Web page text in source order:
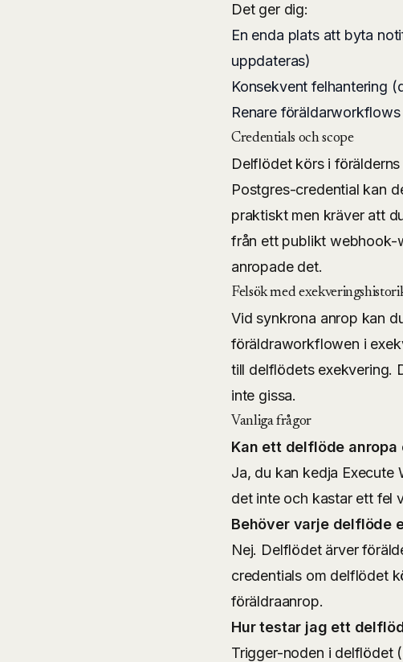
Det ger dig:
En enda plats att byta
uppdateras)
Konsekvent felhantering
Renare
Credentials och scope
Delflödet körs i
Postgres-credential kan
praktiskt men kräver att
från ett publikt webhook-
anropade det.
Felsök med
Vid synkrona anrop kan
föräldraworkflowen i
till delflödets exekvering.
inte gissa.
Vanliga frågor
Kan ett delflöde
Ja, du kan kedja
det inte och kastar ett fel
Behöver varje delflöde
Nej. Delflödet ärver
credentials om delflödet
föräldraanrop.
Hur testar jag ett
Trigger-noden i delflödet